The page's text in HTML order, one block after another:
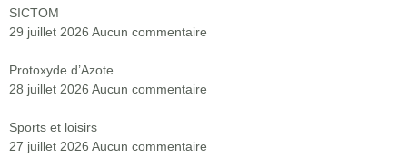
SICTOM
29 juillet 2026 Aucun commentaire
Protoxyde d’Azote
28 juillet 2026 Aucun commentaire
Sports et loisirs
27 juillet 2026 Aucun commentaire